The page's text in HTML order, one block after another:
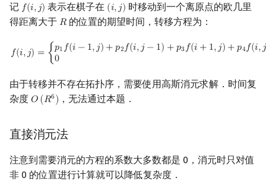
杜教筛
Powerful Number 筛
Meissel–Lehmer 算法
霍夫曼树
记 𝑓(𝑖,𝑗)
f(i,j) 表示在棋子在 (𝑖,𝑗)
(i,j)
时移动到一个离原点的欧几里
得距离大于 𝑅
R 的位置的期望时间，转移方程为：
𝑓(𝑖,𝑗) = {𝑝1𝑓(𝑖 − 1,𝑗) +𝑝2𝑓(𝑖,𝑗 − 1) +𝑝3𝑓(𝑖 + 1,𝑗) +𝑝4𝑓(𝑖,
0
(i,j ={ i−1, )+p2f (i , j−1 )+ p3 f(i+1 ,j )+ p 4 f(i j+1 )+1 i2+j 2 ≤R20i2 +j2>
由于转移并不存在拓扑序，需要使用高斯消元求解．时间复
杂度 𝑂(𝑅6)
O( R6) ，无法通过本题．
直接消元法
注意到需要消元的方程的系数大多数都是 0，消元时只对值
非 0 的位置进行计算就可以降低复杂度．